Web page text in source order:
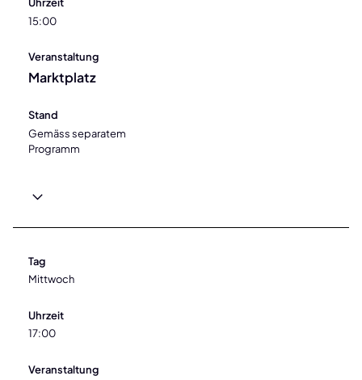
Uhrzeit
15:00
Veranstaltung
Marktplatz
Stand
Gemäss separatem
Programm
Tag
Mittwoch
Uhrzeit
17:00
Veranstaltung